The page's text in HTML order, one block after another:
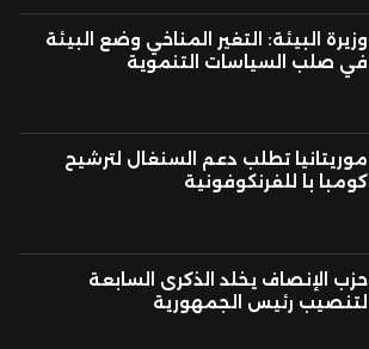
وزيرة البيئة: التغير المناخي وضع البيئة
في صلب السياسات التنموية
موريتانيا تطلب دعم السنغال لترشيح
كومبا با للفرنكوفونية
حزب الإنصاف يخلد الذكرى السابعة
لتنصيب رئيس الجمهورية